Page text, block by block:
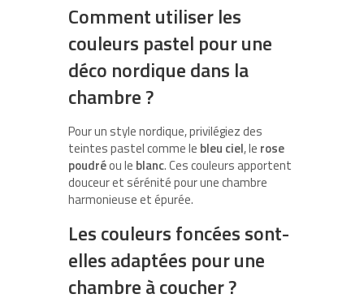
Comment utiliser les
couleurs pastel pour une
déco nordique dans la
chambre ?
Pour un style nordique, privilégiez des
teintes pastel comme le bleu ciel, le rose
poudréou le blanc. Ces couleurs apportent
douceur et sérénité pour une chambre
harmonieuse et épurée.
Les couleurs foncées sont-
elles adaptées pour une
chambre à coucher ?